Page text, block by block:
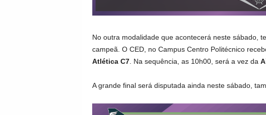
No outra modalidade que acontecerá neste sábado,
campeã. O CED, no Campus Centro Politécnico
Atlética C7. Na sequência, as 10h00, será a vez da
A grande final será disputada ainda neste sábado,